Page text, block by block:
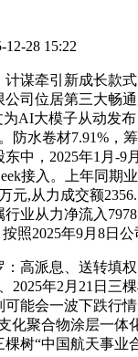
28 15:22
谋牵引新成长款式
司位居第三大畅
为AI大模子从动发
防水卷材7.91%，
中，2025年1月-9
接入。上年同期
元,从力成交额
业从力净流入
照2025年9月8日公
高派息、送转填权
2025年2月21日三
能会一波下跌行
化聚合物涂层一体
树“中国航天事业